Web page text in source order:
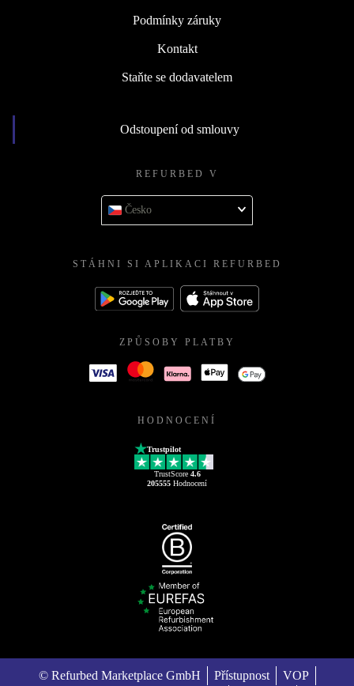
Podmínky záruky
Kontakt
Staňte se dodavatelem
Odstoupení od smlouvy
REFURBED V
Česko
STÁHNI SI APLIKACI REFURBED
ZPŮSOBY PLATBY
HODNOCENÍ
Trustpilot
TrustScore 4.6
205555 Hodnocení
© Refurbed Marketplace GmbH Přístupnost VOP